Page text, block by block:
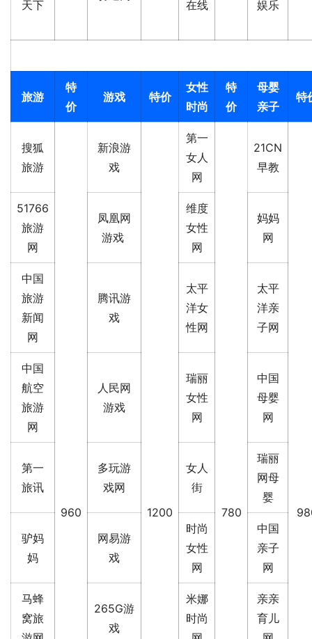
天下 在线 娱乐
旅游
特
价
游戏 特价
女性
时尚
特
价
母婴
亲子
特
搜狐
旅游
960
新浪游
戏
1200
第一
女人
网
780
21CN
早教
51766
旅游
网
凤凰网
游戏
维度
女性
网
妈妈
网
中国
旅游
新闻
网
腾讯游
戏
太平
洋女
性网
太平
洋亲
子网
中国
航空
旅游
网
人民网
游戏
瑞丽
女性
网
中国
母婴
网
第一
旅讯
多玩游
戏网
女人
街
瑞丽
网母
婴
驴妈
妈
网易游
戏
时尚
女性
网
中国
亲子
网
马蜂
窝旅
265G游
戏
米娜
时尚
亲亲
育儿